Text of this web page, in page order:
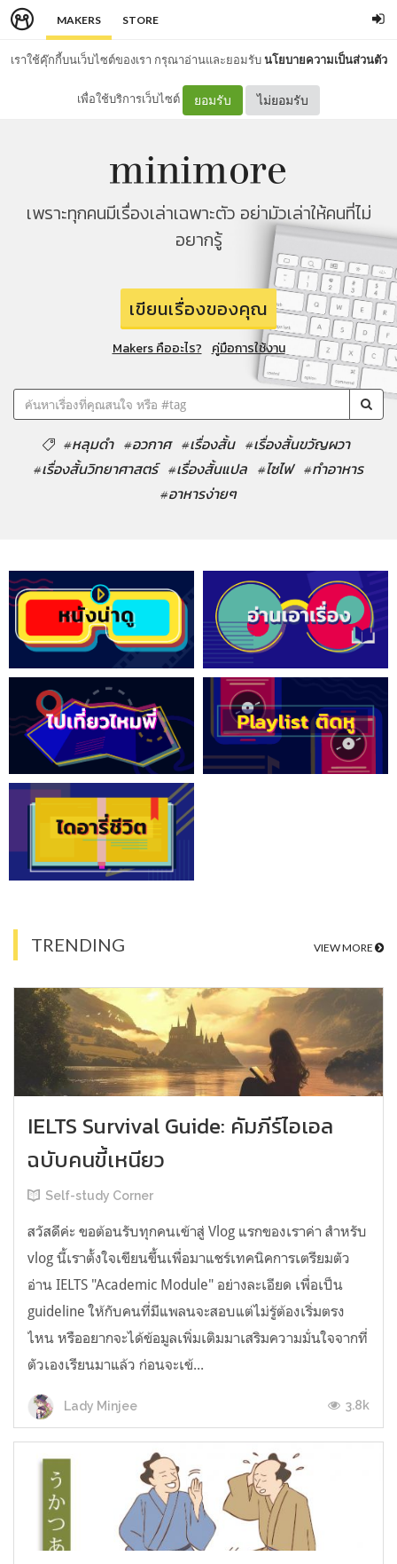
MAKERS STORE
เราใช้คุ๊กกี้บนเว็บไซต์ของเรา กรุณาอ่านและยอมรับนโยบายความเป็นส่วนตัว
เพื่อใช้บริการเว็บไซต์ ยอมรับ ไม่ยอมรับ
เพราะทุกคนมีเรื่องเล่าเฉพาะตัว อย่ามัวเล่าให้คนที่ไม่
อยากรู้
เขียนเรื่องของคุณ
Makers คืออะไร? คู่มือการใช้งาน
#หลุมดำ #อวกาศ #เรื่องสั้น #เรื่องสั้นขวัญผวา
#เรื่องสั้นวิทยาศาสตร์ #เรื่องสั้นแปล #ไซไฟ #ทำอาหาร
#อาหารง่ายๆ
TRENDING VIEW MORE
IELTS Survival Guide: คัมภีร์ไอเอล
ฉบับคนขี้เหนียว
Self-study Corner
สวัสดีค่ะ ขอต้อนรับทุกคนเข้าสู่ Vlog แรกของเราค่า สำหรับ
vlog นี้เราตั้งใจเขียนขึ้นเพื่อมาแชร์เทคนิคการเตรียมตัว
อ่าน IELTS "Academic Module" อย่างละเอียด เพื่อเป็น
guideline ให้กับคนที่มีแพลนจะสอบแต่ไม่รู้ต้องเริ่มตรง
ไหน หรืออยากจะได้ข้อมูลเพิ่มเติมมาเสริมความมั่นใจจากที่
ตัวเองเรียนมาแล้ว ก่อนจะเข้...
Lady Minjee 3.8k